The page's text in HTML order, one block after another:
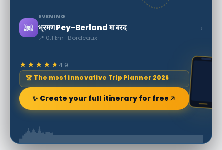
🌆
EVENING
भ्रमण Pey-Berland मा बरद
📍 0.1 km · Bordeaux
›
★★★★★4.9
🏆 The most innovative Trip Planner 2026
✨ Create your full itinerary for free